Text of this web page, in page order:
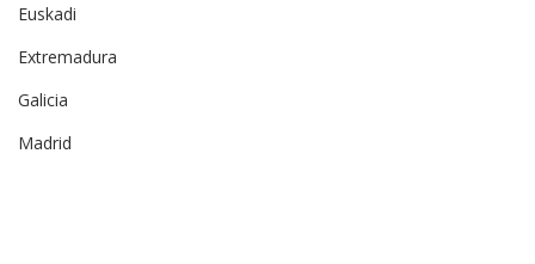
Euskadi
Extremadura
Galicia
Madrid